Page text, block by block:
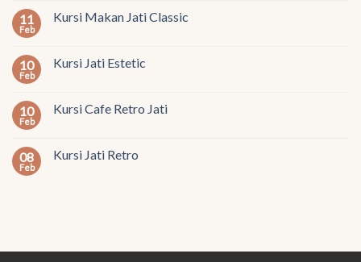
11
Feb
Kursi Makan Jati Classic
10
Feb
Kursi Jati Estetic
10
Feb
Kursi Cafe Retro Jati
08
Feb
Kursi Jati Retro